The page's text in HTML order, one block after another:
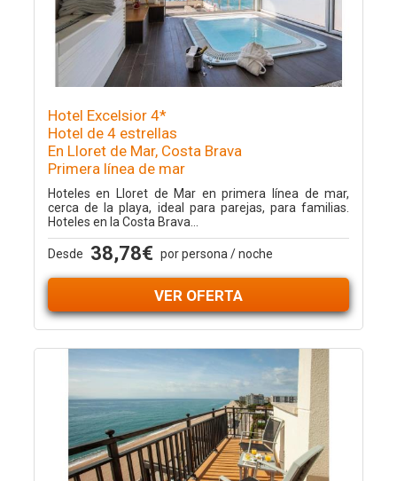
Hotel Excelsior 4*
Hotel de 4 estrellas
En Lloret de Mar, Costa Brava
Primera línea de mar
Hoteles en Lloret de Mar en primera línea de mar,
cerca de la playa, ideal para parejas, para familias.
Hoteles en la Costa Brava...
Desde 38,78€ por persona / noche
VER OFERTA